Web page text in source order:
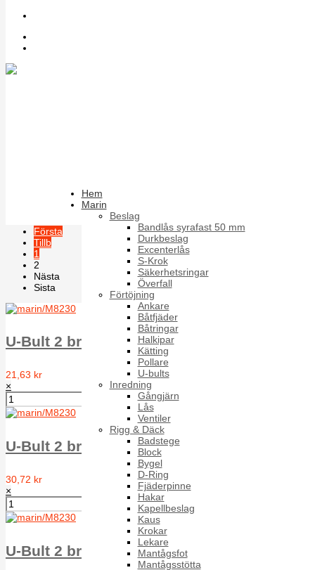
Hem
Marin
Beslag
Bandlås syrafast 50 mm
Durkbeslag
Excenterlås
S-Krok
Säkerhetsringar
Överfall
Förtöjning
Ankare
Båtfjäder
Båtringar
Halkipar
Kätting
Pollare
U-bults
Inredning
Gångjärn
Lås
Ventiler
Rigg & Däck
Badstege
Block
Bygel
D-Ring
Fjäderpinne
Hakar
Kapellbeslag
Kaus
Krokar
Lekare
Mantågsfot
Mantågsstötta
Sök bland artiklar
U-Bult
Resultat 19 - 24 av 24
Första
Tillb
1
2
Nästa
Sista
U-Bult 2 brickor 2 muttrar 4 X 30 mm, A4
21,63 kr
×
U-Bult 2 brickor 2 muttrar 5 X 48 mm, A4
30,72 kr
×
U-Bult 2 brickor 2 muttrar 6 X 42 mm, A4